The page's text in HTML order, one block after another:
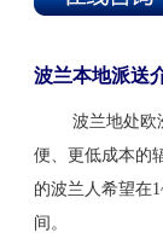
波兰本地派送
波兰地处欧
便、更低成本的
的波兰人希望在
间。